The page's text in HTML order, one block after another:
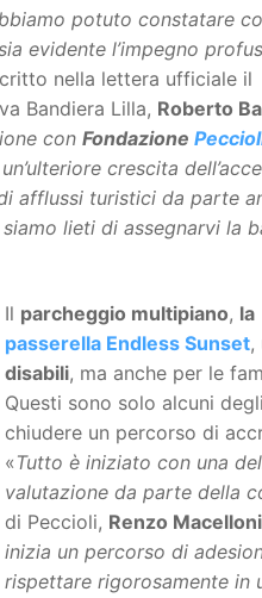
potuto constatare
evidente l’impegno
nella lettera ufficiale il
Bandiera Lilla, Roberto
con Fondazione
crescita
afflussi turistici da parte
lieti di assegnarvi la
Il parcheggio multipiano, la
passerella Endless Sunset,
disabili, ma anche per le
Questi sono solo alcuni
chiudere un percorso di
« Tutto è iniziato con una
valutazione da parte della
di Peccioli, Renzo Macelloni
inizia un percorso di
rispettare rigorosamente in